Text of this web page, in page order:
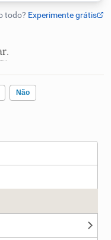
.
Não
me ajudou